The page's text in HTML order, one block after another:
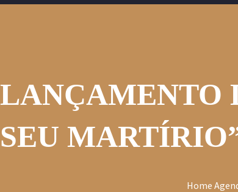
LANÇAMENTO
SEU
Home